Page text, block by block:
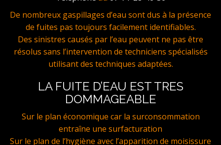
De nombreux gaspillages d’eau sont dus à la présence
de fuites pas toujours facilement identifiables.
Des sinistres causés par l’eau peuvent ne pas être
résolus sans l’intervention de techniciens spécialisés
utilisant des techniques adaptées.
LA FUITE D’EAU EST TRES
DOMMAGEABLE
Sur le plan économique car la surconsommation
entraîne une surfacturation
Sur le plan de l’hygiène avec l’apparition de moisissure